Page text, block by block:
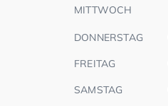
MITTWOCH
DONNERSTAG
FREITAG
SAMSTAG